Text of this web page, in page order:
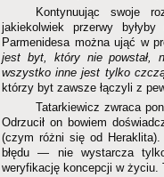
Kontynuując swoje
jakiekolwiek przerwy
Parmenidesa można ująć w
jest byt, który nie powstał,
wszystko inne jest tylko
którzy byt zawsze łączyli z
Tatarkiewicz zwraca
Odrzucił on bowiem
(czym różni się od Heraklita).
błędu — nie wystarcza
weryfikację koncepcji w życiu.